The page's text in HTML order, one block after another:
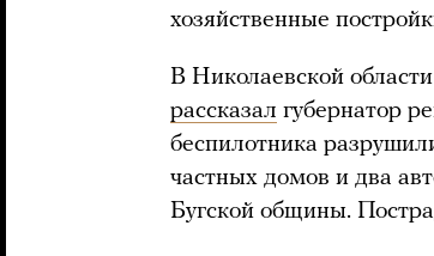
хозяйственные
В Николаевской
рассказал губернатор
беспилотника
частных домов и два
Бугской общины.